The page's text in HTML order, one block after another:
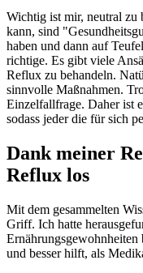
Wichtig ist mir, neutral zu
kann, sind
haben und dann auf
richtige. Es gibt viele
Reflux zu behandeln.
sinnvolle Maßnahmen.
Einzelfallfrage. Daher ist
sodass jeder die für sich
Dank meiner
Reflux los
Mit dem gesammelten
Griff. Ich hatte
und besser hilft, als